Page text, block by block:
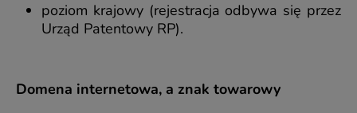
poziom krajowy (rejestracja odbywa się przez
Urząd Patentowy RP).
Domena internetowa, a znak towarowy